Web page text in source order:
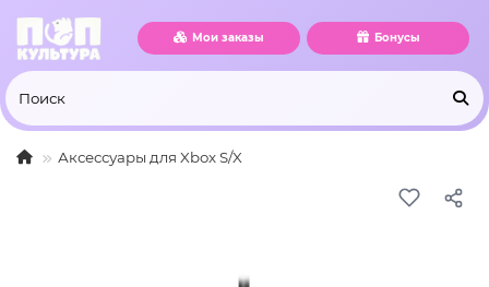
Мои заказы Бонусы
Аксессуары для Xbox S/X